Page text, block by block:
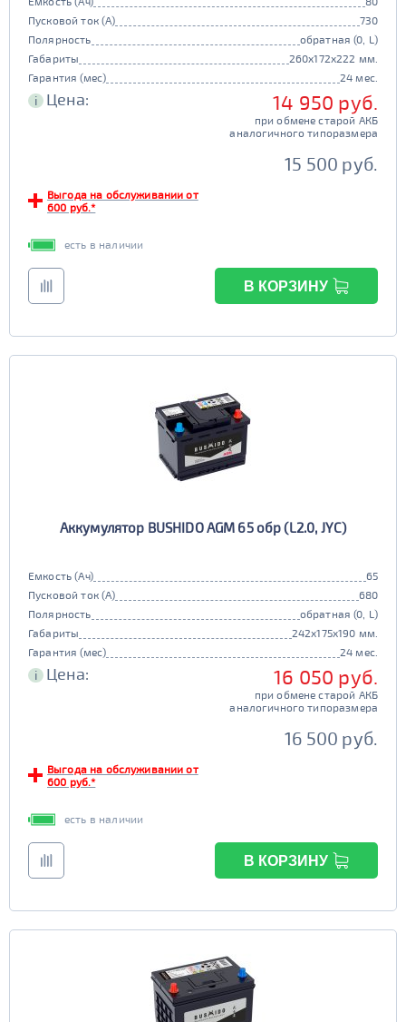
Пусковой ток (А)
730
Полярность
обратная (0, L)
Габариты
260x172x222 мм.
Гарантия (мес)
24 мес.
i Цена: 14 950 руб.
при обмене старой АКБ
аналогичного типоразмера
15 500 руб.
Выгода на обслуживании от
600 руб.*
есть в наличии
В КОРЗИНУ
Аккумулятор BUSHIDO AGM 65 обр (L2.0, JYC)
Емкость (Ач)
65
Пусковой ток (А)
680
Полярность
обратная (0, L)
Габариты
242x175x190 мм.
Гарантия (мес)
24 мес.
i Цена: 16 050 руб.
при обмене старой АКБ
аналогичного типоразмера
16 500 руб.
Выгода на обслуживании от
600 руб.*
есть в наличии
В КОРЗИНУ